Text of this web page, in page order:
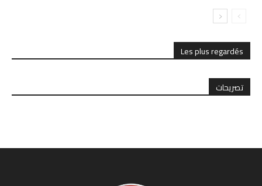
Les plus regardés
تصريحات